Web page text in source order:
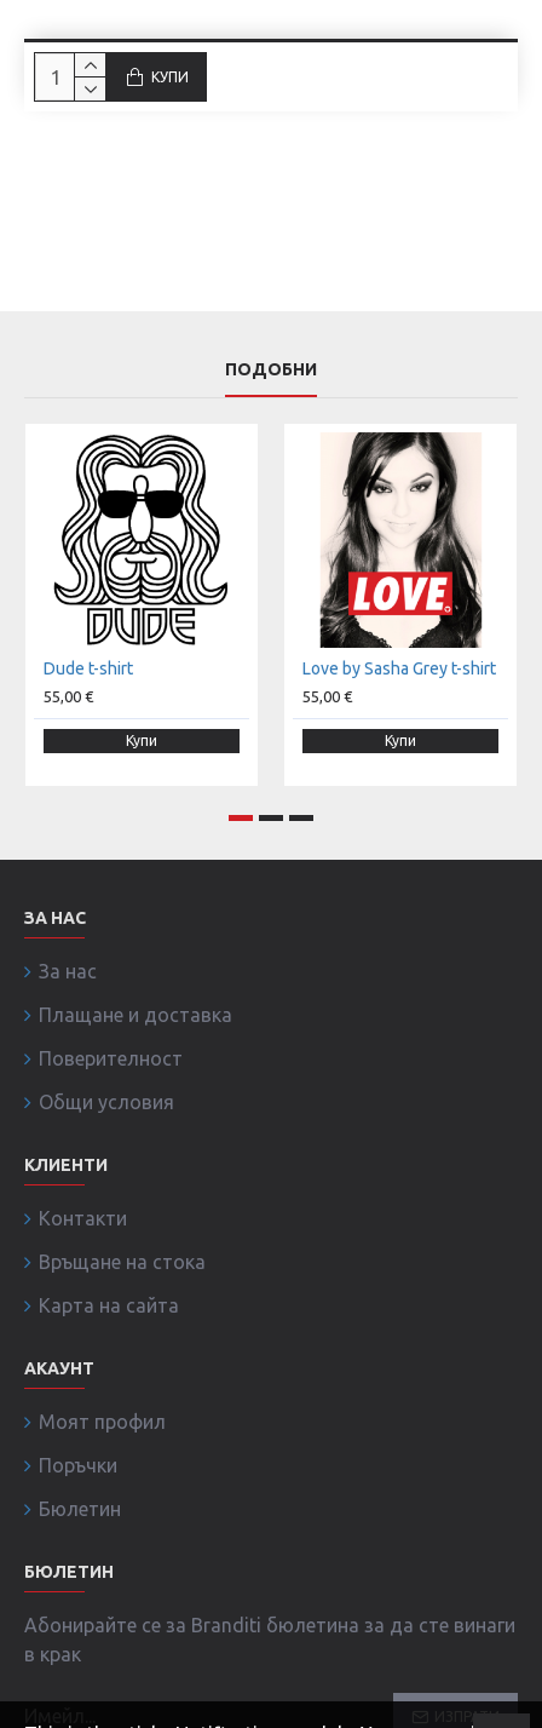
КУПИ
ПОДОБНИ
Dude t-shirt
55,00 €
Купи
Love by Sasha Grey t-shirt
55,00 €
Купи
ЗА НАС
За нас
Плащане и доставка
Поверителност
Общи условия
КЛИЕНТИ
Контакти
Връщане на стока
Карта на сайта
АКАУНТ
Моят профил
Поръчки
Бюлетин
БЮЛЕТИН
Абонирайте се за Branditi бюлетина за да сте винаги
в крак
ИЗПРАТИ